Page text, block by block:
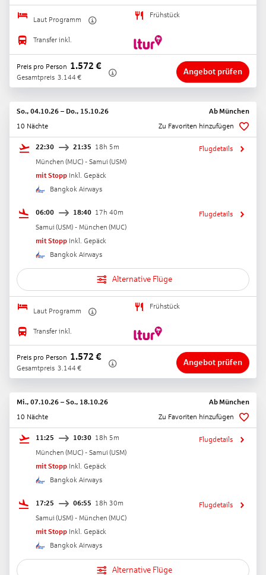
Laut Programm
Frühstück
Transfer inkl.
Preis pro Person 1.572 €
Gesamtpreis 3.144 €
Angebot prüfen
So., 04.10.26 – Do., 15.10.26 Ab München
10 Nächte
Zu Favoriten hinzufügen
22:30 21:35 18h 5m
München (MUC) - Samui (USM)
mit Stopp Inkl. Gepäck
Bangkok Airways
Flugdetails
06:00 18:40 17h 40m
Samui (USM) - München (MUC)
mit Stopp Inkl. Gepäck
Bangkok Airways
Flugdetails
Alternative Flüge
Laut Programm
Frühstück
Transfer inkl.
Preis pro Person 1.572 €
Gesamtpreis 3.144 €
Angebot prüfen
Mi., 07.10.26 – So., 18.10.26 Ab München
10 Nächte
Zu Favoriten hinzufügen
11:25 10:30 18h 5m
München (MUC) - Samui (USM)
mit Stopp Inkl. Gepäck
Bangkok Airways
Flugdetails
17:25 06:55 18h 30m
Samui (USM) - München (MUC)
mit Stopp Inkl. Gepäck
Bangkok Airways
Flugdetails
Alternative Flüge